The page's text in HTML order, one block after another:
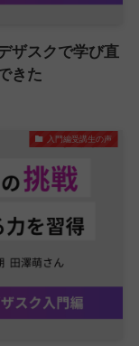
ザスクで学び直
きた
入門編受講生の声